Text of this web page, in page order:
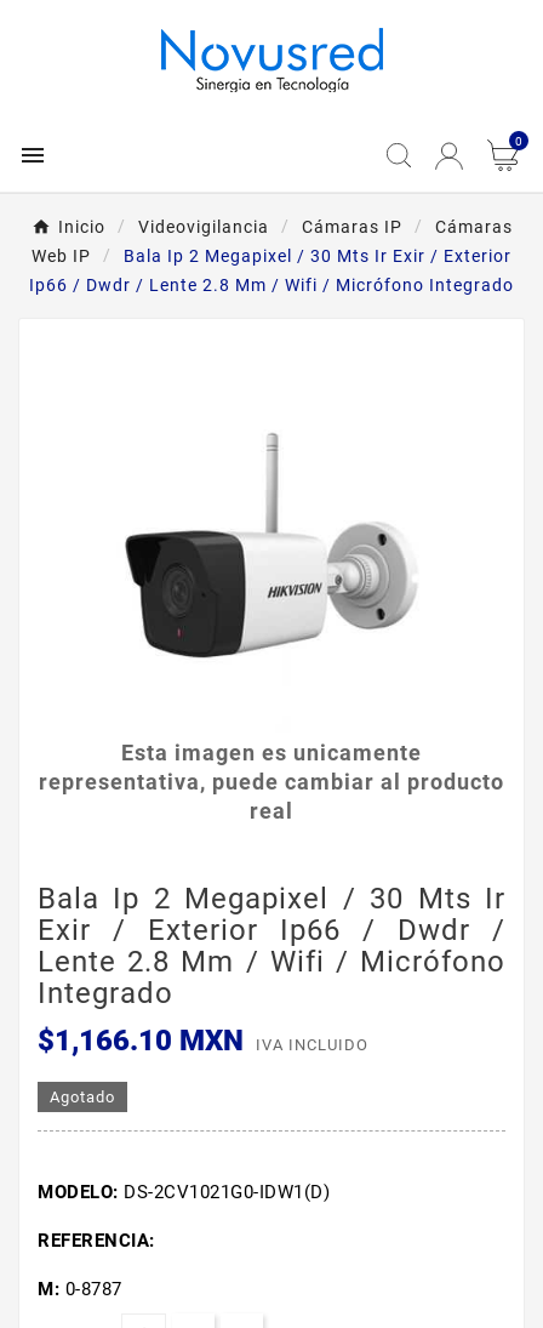
 0
Inicio Videovigilancia Cámaras IP
Cámaras
Web IP
Bala Ip 2 Megapixel / 30 Mts Ir Exir / Exterior
Ip66 / Dwdr / Lente 2.8 Mm / Wifi / Micrófono Integrado
Esta imagen es unicamente
representativa, puede cambiar al producto
real
Bala Ip 2 Megapixel / 30 Mts Ir
Exir / Exterior Ip66 / Dwdr /
Lente 2.8 Mm / Wifi / Micrófono
Integrado
$1,166.10 MXN
IVA INCLUIDO
Agotado
MODELO: DS-2CV1021G0-IDW1(D)
REFERENCIA:
M: 0-8787